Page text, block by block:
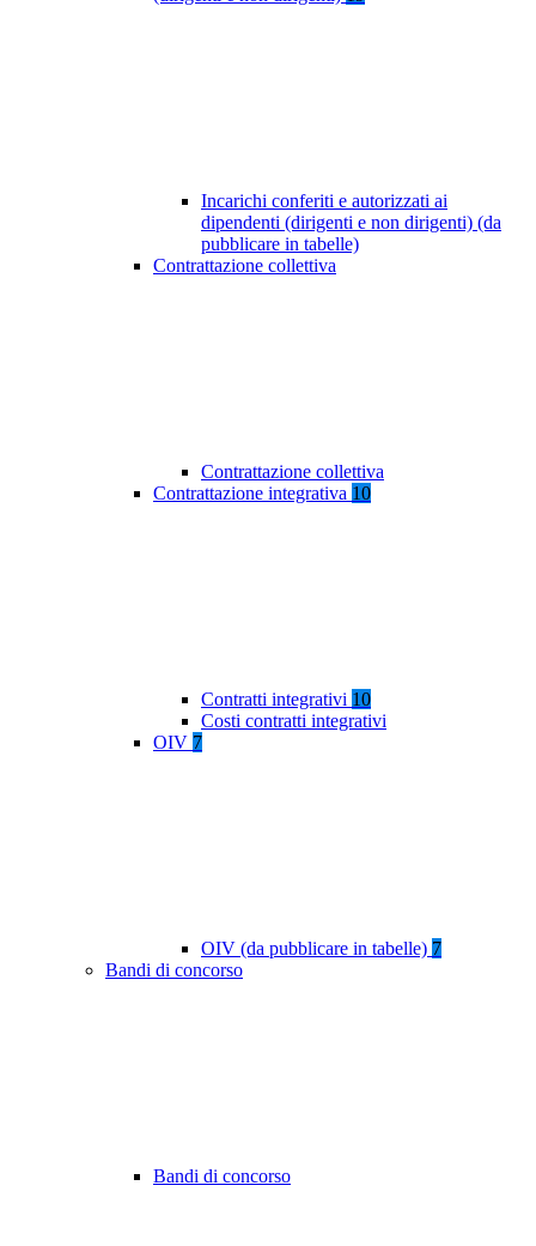
Incarichi conferiti e autorizzati ai
dipendenti (dirigenti e non dirigenti) (da
pubblicare in tabelle)
Contrattazione collettiva
Contrattazione collettiva
Contrattazione integrativa 10
Contratti integrativi 10
Costi contratti integrativi
OIV 7
OIV (da pubblicare in tabelle) 7
Bandi di concorso
Bandi di concorso